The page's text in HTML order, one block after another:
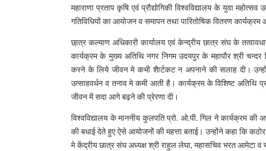
महाराणा प्रताप कृषि एवं प्रौद्योगिकी विश्वविद्यालय के युवा
गतिविधियों का आयोजन व समापन तथा पारितोषिक वितरण
छा़त्र कल्याण अधिकारी कार्यालय एवं केन्द्रीय छात्र संघ के
कार्यक्रम के मुख्य अतिथि नगर निगम उदयपुर के महापौर श्री चन्दर
करने के लिये जीवन मे कभी शैार्टकट न अपनाने की सलाह दी।
उत्साहवर्धन व तनाव मे कमी आती है। कार्यक्रम के विशिष्ट अतिथि
जीवन में सदा आगे बढ़ने की प्रेरणा दी।
विश्वविद्यालय के माननीय कुलपति प्रो. ओ.पी. गिल ने कार्यक्रम
की बधाई देते हुए ऐसे आयोजनों की महत्ता बताई। उन्होंने कहा कि
मे केंद्रीय छात्र संघ अध्यक्ष श्री राहुल लेघा, महासचिव भरत आमेटा व